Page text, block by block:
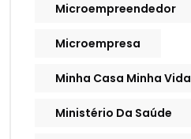
Microempreendedor
Microempresa
Minha Casa Minha Vida
Ministério Da Saúde